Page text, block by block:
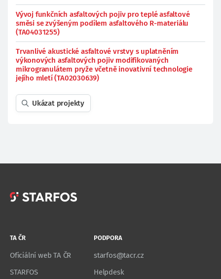
Vývoj funkčních asfaltových pojiv pro teplé asfaltové
směsi se zvýšeným podílem asfaltového R-materiálu
(TA04031255)
Trvanlivé akustické asfaltové vrstvy s uplatněním
výkonových asfaltových pojiv modifikovaných
mikrogranulátem pryže včetně inovativní technologie
jejího mletí (TA02030639)
Ukázat projekty
TA ČR
Oficiální web TA ČR
STARFOS
PODPORA
starfos@tacr.cz
Helpdesk